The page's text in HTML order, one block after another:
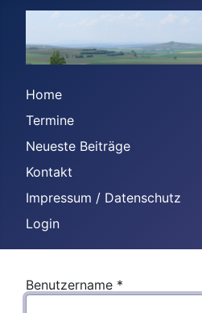
Home
Termine
Neueste Beiträge
Kontakt
Impressum / Datenschutz
Login
Benutzername *